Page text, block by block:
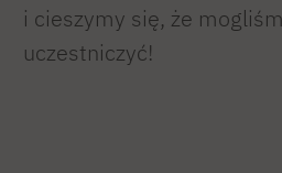
i cieszymy się, że
uczestniczyć!